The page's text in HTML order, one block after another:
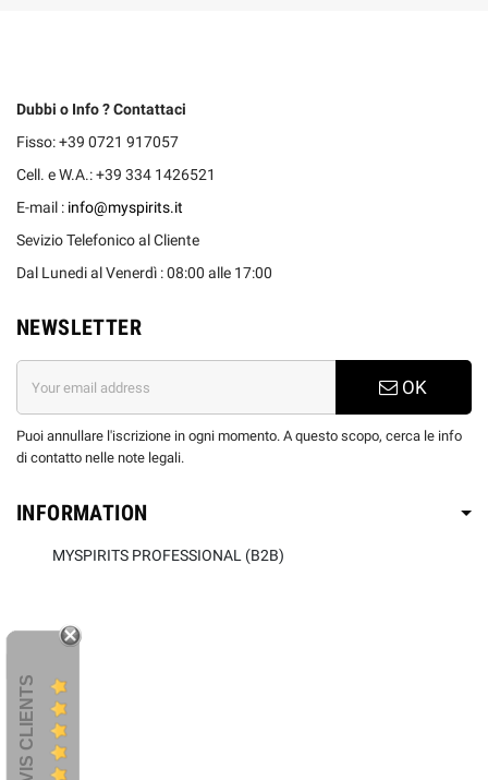
Dubbi o Info ? Contattaci
Fisso: +39 0721 917057
Cell. e W.A.: +39 334 1426521
E-mail : info@myspirits.it
Sevizio Telefonico al Cliente
Dal Lunedi al Venerdì : 08:00 alle 17:00
NEWSLETTER
OK
Puoi annullare l'iscrizione in ogni momento. A questo scopo, cerca le info
di contatto nelle note legali.
INFORMATION
MYSPIRITS PROFESSIONAL (B2B)
AVIS CLIENTS